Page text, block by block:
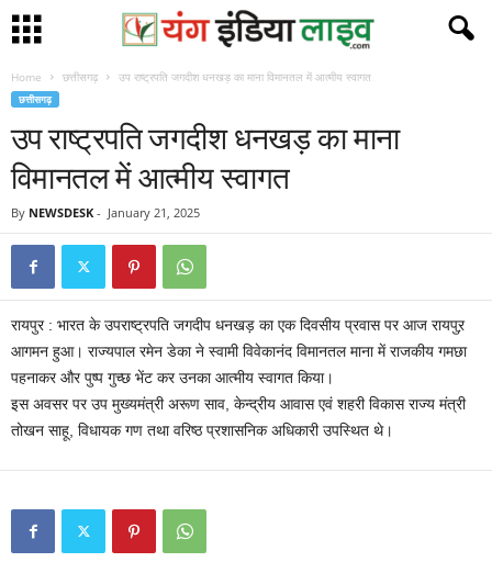
Home छत्तीसगढ़ उप राष्ट्रपति जगदीश धनखड़ का माना विमानतल में आत्मीय स्वागत
छत्तीसगढ़
उप राष्ट्रपति जगदीश धनखड़ का माना
विमानतल में आत्मीय स्वागत
By NEWSDESK - January 21, 2025
रायपुर : भारत के उपराष्ट्रपति जगदीप धनखड़ का एक दिवसीय प्रवास पर आज रायपुऱ
आगमन हुआ। राज्यपाल रमेन डेका ने स्वामी विवेकानंद विमानतल माना में राजकीय गमछा
पहनाकर और पुष्प गुच्छ भेंट कर उनका आत्मीय स्वागत किया।
इस अवसर पर उप मुख्यमंत्री अरूण साव, केन्द्रीय आवास एवं शहरी विकास राज्य मंत्री
तोखन साहू, विधायक गण तथा वरिष्ठ प्रशासनिक अधिकारी उपस्थित थे।